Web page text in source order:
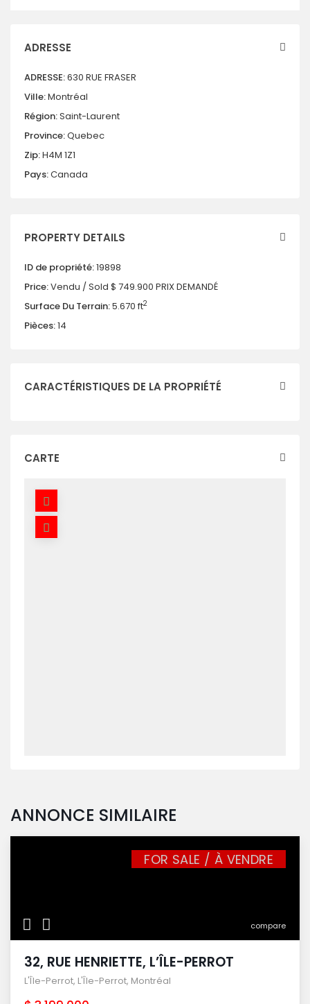
ADRESSE
ADRESSE:630 RUE FRASER
Ville:Montréal
Région:Saint-Laurent
Province:Quebec
Zip:H4M 1Z1
Pays:Canada
PROPERTY DETAILS
ID de propriété:19898
Price:Vendu / Sold $ 749.900 PRIX DEMANDÉ
Surface Du Terrain:5.670 ft2
Pièces:14
CARACTÉRISTIQUES DE LA PROPRIÉTÉ
CARTE
ANNONCE SIMILAIRE
compare
FOR SALE / À VENDRE
32, RUE HENRIETTE, L’ÎLE-PERROT
L'Île-Perrot, L'Île-Perrot, Montréal